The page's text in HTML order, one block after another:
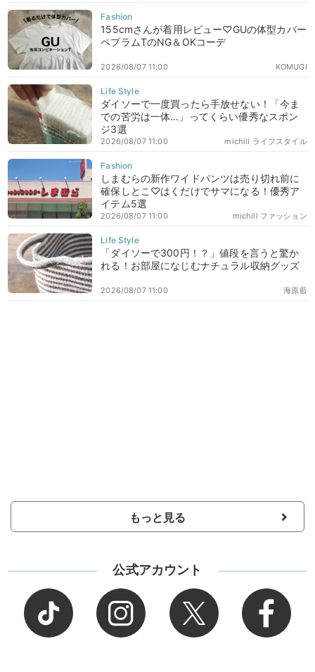
155cmさんが着用レビュー♡GUの体型カバー
ペプラムTのNG＆OKコーデ
KOMUGI
2026/08/07 11:00
ダイソーで一度買ったら手放せない！「今ま
での苦労は一体…」ってくらい優秀なスポン
ジ3選
michill ライフスタイル
2026/08/07 11:00
しまむらの新作ワイドパンツは売り切れ前に
確保しとこ♡はくだけでサマになる！優秀ア
イテム5選
michill ファッション
2026/08/07 11:00
「ダイソーで300円！？」値段を言うと驚か
れる！お部屋になじむナチュラル収納グッズ
海原藍
2026/08/07 11:00
もっと見る
公式アカウント